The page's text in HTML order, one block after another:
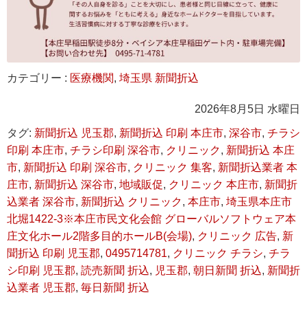
カテゴリー : 医療機関, 埼玉県 新聞折込
2026年8月5日 水曜日
タグ: 新聞折込 児玉郡, 新聞折込 印刷 本庄市, 深谷市, チラシ
印刷 本庄市, チラシ印刷 深谷市, クリニック, 新聞折込 本庄
市, 新聞折込 印刷 深谷市, クリニック 集客, 新聞折込業者 本
庄市, 新聞折込 深谷市, 地域販促, クリニック 本庄市, 新聞折
込業者 深谷市, 新聞折込 クリニック, 本庄市, 埼玉県本庄市
北堀1422-3※本庄市民文化会館 グローバルソフトウェア本
庄文化ホール2階多目的ホールB(会場), クリニック 広告, 新
聞折込 印刷 児玉郡, 0495714781, クリニック チラシ, チラ
シ印刷 児玉郡, 読売新聞 折込, 児玉郡, 朝日新聞 折込, 新聞折
込業者 児玉郡, 毎日新聞 折込